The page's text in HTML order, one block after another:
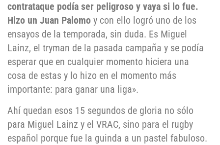
contrataque podía ser peligroso y vaya si lo fue.
Hizo un Juan Palomo y con ello logró uno de los
ensayos de la temporada, sin duda. Es Miguel
Lainz, el tryman de la pasada campaña y se podía
esperar que en cualquier momento hiciera una
cosa de estas y lo hizo en el momento más
importante: para ganar una liga».
Ahí quedan esos 15 segundos de gloria no sólo
para Miguel Lainz y el VRAC, sino para el rugby
español porque fue la guinda a un pastel fabuloso.